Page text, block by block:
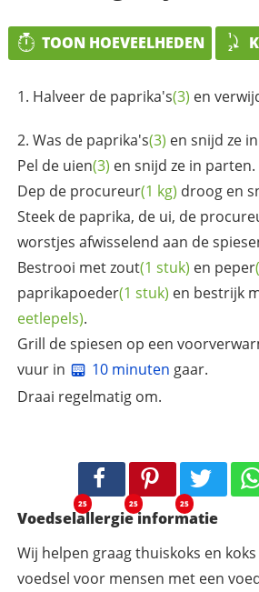
TOON HOEVEELHEDEN
Halveer de paprika's(3) en
Was de paprika's(3) en snijd ze
Pel de uien(3) en snijd ze in parten.
Dep de procureur(1 kg) droog en
Steek de paprika, de ui, de
worstjes afwisselend aan de
Bestrooi metzout(1 stuk) en peper
paprikapoeder(1 stuk) en bestrijk
eetlepels).
Grill de spiesen op een
vuur in
10 minuten gaar.
Draai regelmatig om.
25 25 25
Voedselallergie informatie
Wij helpen graag thuiskoks en
voedsel voor mensen met een